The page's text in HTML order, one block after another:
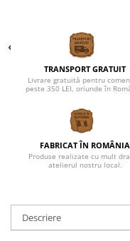
Cadouri indragostiti
Scoala/Absolvire
Magneti personalizati
Bucataria LemnoRed
Tocatoare si ustensile
Cutii pentru vin
Cutii aranjamente florale
TRANSPORT GRATUIT
Livrare gratuită pentru
peste 350 LEI, oriunde în
FABRICAT ÎN ROMÂNIA
Produse realizate cu mult
atelierul nostru local.
Descriere